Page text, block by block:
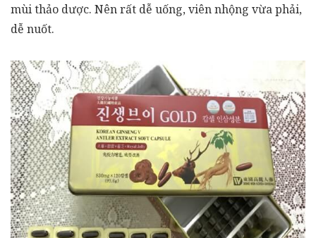
mùi thảo dược. Nên rất dễ uống, viên nhộng vừa phải,
dễ nuốt.